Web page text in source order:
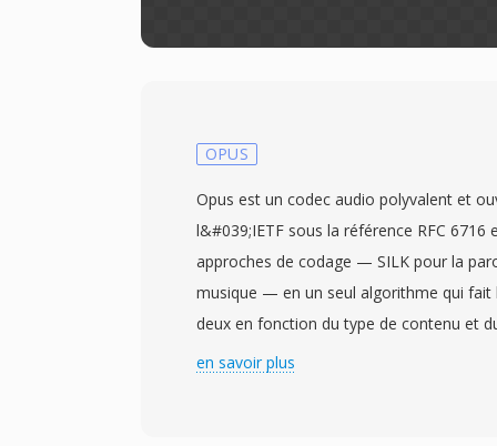
OPUS
Opus est un codec audio polyvalent et
l&#039;IETF sous la référence RFC 6716
approches de codage — SILK pour la
musique — en un seul algorithme qui fait
deux en fonction du type de contenu et
hybride permet à Opus de surpasser
en savoir plus